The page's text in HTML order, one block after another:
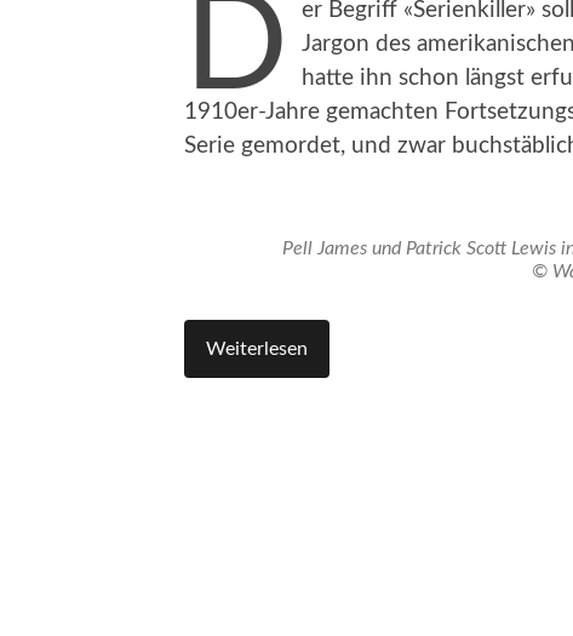
D
er Begriff «Serienkiller»
Jargon des
hatte ihn schon längst
1910er-Jahre gemachten
Serie gemordet, und zwar
Pell James und Patrick Scott Lewis
©
Weiterlesen